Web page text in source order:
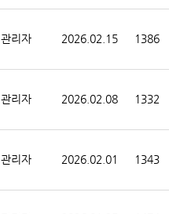
관리자 2026.02.15 1386
관리자 2026.02.08 1332
관리자 2026.02.01 1343